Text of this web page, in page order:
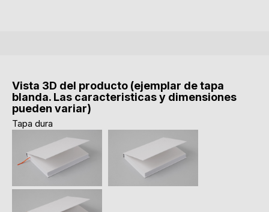
Vista 3D del producto (ejemplar de tapa
blanda. Las caracteristicas y dimensiones
pueden variar)
Tapa dura